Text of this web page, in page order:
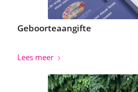
Geboorteaangifte
Lees meer